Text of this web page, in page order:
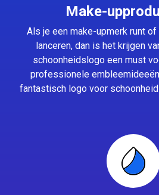
Make-
Als je een make-upmerk runt
lanceren, dan is het krijgen
schoonheidslogo een must
professionele
fantastisch logo voor